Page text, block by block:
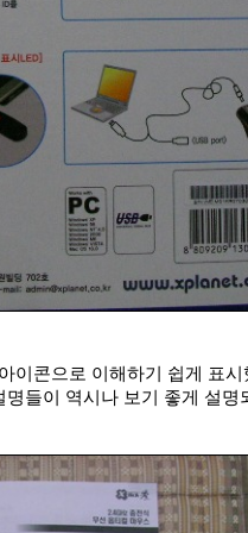
이콘으로 이해하기 쉽게 표시
들이 역시나 보기 좋게 설명